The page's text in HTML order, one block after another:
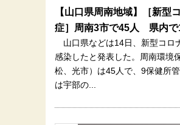
【山口県周南地域】［新型
症］周南3市で45人 県内で
山口県などは14日、新型コロ
感染したと発表した。周南環境
松、光市）は45人で、9保健所
は宇部の...